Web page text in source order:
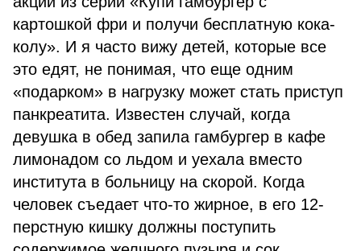
картошкой фри и получи бесплатную кока-
колу». И я часто вижу детей, которые все
это едят, не понимая, что еще одним
«подарком» в нагрузку может стать приступ
панкреатита. Известен случай, когда
девушка в обед запила гамбургер в кафе
лимонадом со льдом и уехала вместо
института в больницу на скорой. Когда
человек съедает что-то жирное, в его 12-
перстную кишку должны поступить